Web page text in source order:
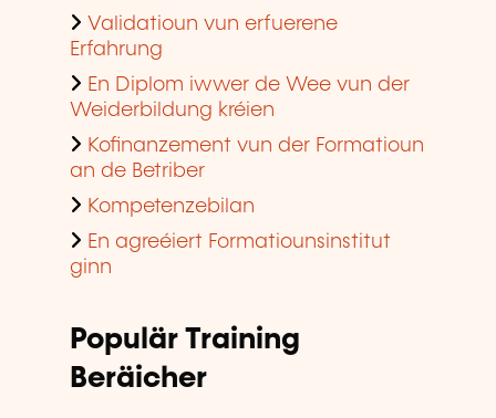
Validatioun vun erfuerene
Erfahrung
En Diplom iwwer de Wee vun der
Weiderbildung kréien
Kofinanzement vun der Formatioun
an de Betriber
Kompetenzebilan
En agreéiert Formatiounsinstitut
ginn
Populär Training
Beräicher